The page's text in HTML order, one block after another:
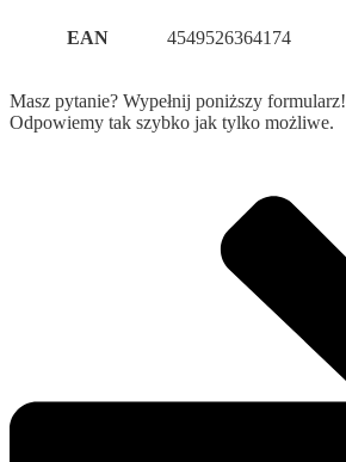
EAN 4549526364174
Masz pytanie? Wypełnij poniższy formularz!
Odpowiemy tak szybko jak tylko możliwe.